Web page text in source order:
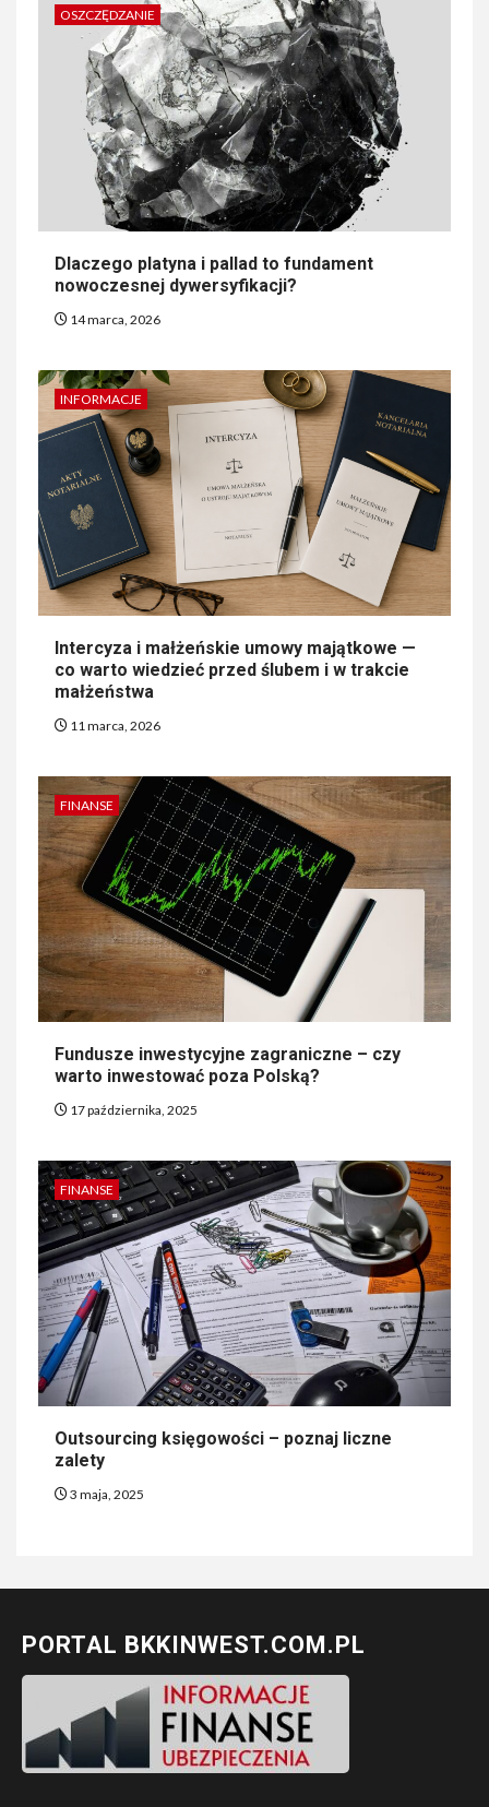
OSZCZĘDZANIE
Dlaczego platyna i pallad to fundament
nowoczesnej dywersyfikacji?
14 marca, 2026
INFORMACJE
Intercyza i małżeńskie umowy majątkowe —
co warto wiedzieć przed ślubem i w trakcie
małżeństwa
11 marca, 2026
FINANSE
Fundusze inwestycyjne zagraniczne – czy
warto inwestować poza Polską?
17 października, 2025
FINANSE
Outsourcing księgowości – poznaj liczne
zalety
3 maja, 2025
PORTAL BKKINWEST.COM.PL